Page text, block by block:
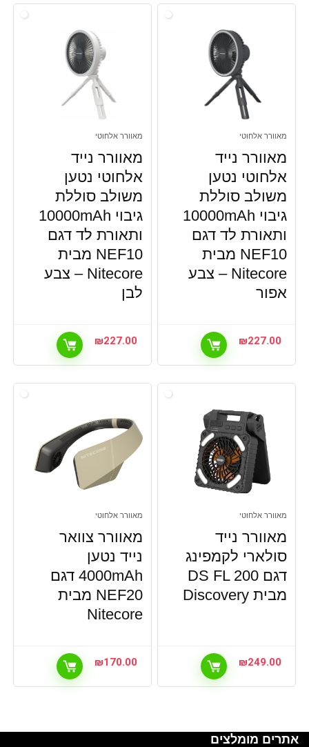
מאוורר אלחוטי
מאוורר נייד
אלחוטי נטען
משולב סוללת
גיבוי 10000mAh
ותאורת לד דגם
NEF10 מבית
Nitecore – צבע
אפור
₪227.00
מאוורר אלחוטי
מאוורר נייד
אלחוטי נטען
משולב סוללת
גיבוי 10000mAh
ותאורת לד דגם
NEF10 מבית
Nitecore – צבע
לבן
₪227.00
מאוורר אלחוטי
מאוורר נייד
סולארי לקמפינג
דגם DS FL 200
מבית Discovery
₪249.00
מאוורר אלחוטי
מאוורר צוואר
נייד נטען
4000mAh דגם
NEF20 מבית
Nitecore
₪170.00
אתרים מומלצים